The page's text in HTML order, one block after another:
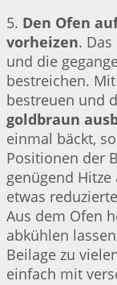
5. Den Ofen
vorheizen.
und die
bestreichen.
bestreuen und
goldbraun
einmal bäckt,
Positionen der
genügend
etwas
Aus dem Ofen
abkühlen
Beilage zu
einfach mit